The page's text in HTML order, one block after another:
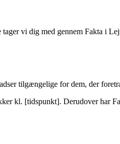
vi dig med gennem Fakta i
tilgængelige for dem, der
kl. [tidspunkt]. Derudover har